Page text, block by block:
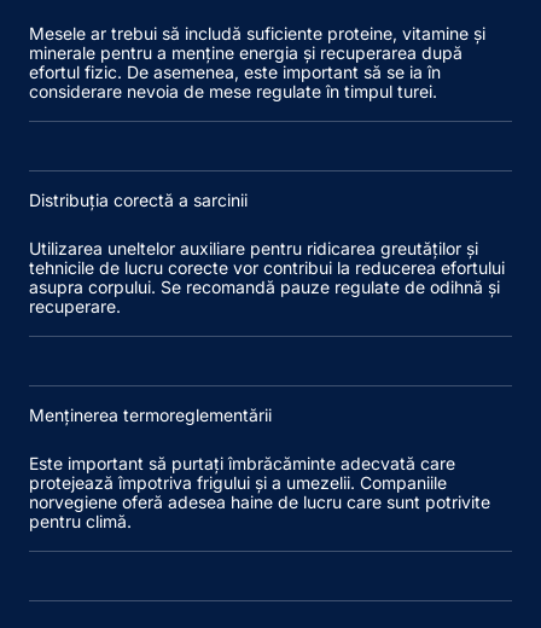
Mesele ar trebui să includă suficiente proteine, vitamine și
minerale pentru a menține energia și recuperarea după
efortul fizic. De asemenea, este important să se ia în
considerare nevoia de mese regulate în timpul turei.
Distribuția corectă a sarcinii
Utilizarea uneltelor auxiliare pentru ridicarea greutăților și
tehnicile de lucru corecte vor contribui la reducerea efortului
asupra corpului. Se recomandă pauze regulate de odihnă și
recuperare.
Menținerea termoreglementării
Este important să purtați îmbrăcăminte adecvată care
protejează împotriva frigului și a umezelii. Companiile
norvegiene oferă adesea haine de lucru care sunt potrivite
pentru climă.